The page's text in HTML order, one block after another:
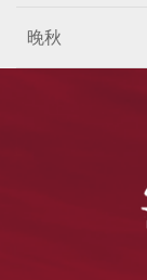
晚秋